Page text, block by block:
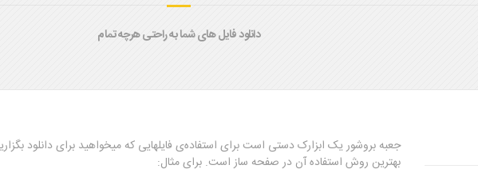
دانلود فایل های شما به راحتی هرچه تمام
جعبه بروشور یک ابزارک دستی است برای استفاده‌ی فایلهایی که میخواهید برای دانلود
بهترین روش استفاده آن در صفحه ساز است. برای مثال: